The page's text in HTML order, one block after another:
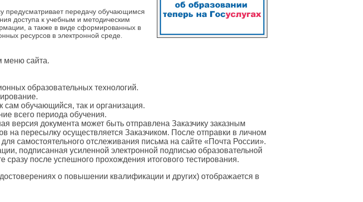
предусматривает передачу обучающимся
доступа к учебным и методическим
а также в виде сформированных в
ресурсов в электронной среде.
меню сайта.
образовательных технологий.
сам обучающийся, так и организация.
всего периода обучения.
версия документа может быть отправлена Заказчику заказным
на пересылку осуществляется Заказчиком. После отправки в личном
самостоятельного отслеживания письма на сайте «Почта России».
подписанная усиленной электронной подписью образовательной
сразу после успешного прохождения итогового тестирования.
о повышении квалификации и других) отображается в